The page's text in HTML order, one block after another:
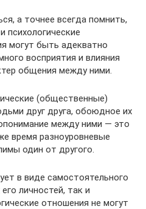
а точнее всегда помнить,
психологические
могут быть адекватно
восприятия и влияния
общения между ними.
(общественные)
друг друга, обоюдное их
между ними — это
время разноуровневые
один от другого.
в виде самостоятельного
личностей, так и
отношения не могут